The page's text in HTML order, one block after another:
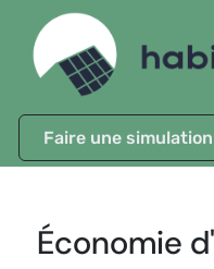
Faire une simulation
Économie